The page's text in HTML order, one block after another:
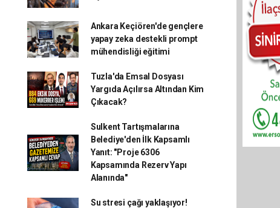
Ankara Keçiören'de gençlere
yapay zeka destekli prompt
mühendisliği eğitimi
Tuzla'da Emsal Dosyası
Yargıda Açılırsa Altından Kim
Çıkacak?
Sulkent Tartışmalarına
Belediye'den İlk Kapsamlı
Yanıt: "Proje 6306
Kapsamında Rezerv Yapı
Alanında"
Su stresi çağı yaklaşıyor!